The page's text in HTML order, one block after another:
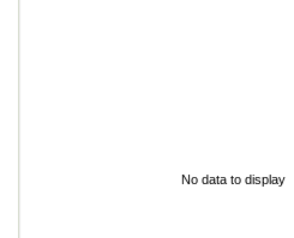
No data to display